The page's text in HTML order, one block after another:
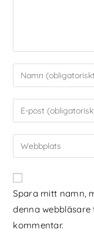
Spara mitt namn,
denna
kommentar.